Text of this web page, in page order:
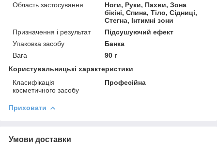
Область застосування
Ноги, Руки, Пахви, Зона
бікіні, Спина, Тіло, Сідниці,
Стегна, Інтимні зони
Призначення і результат
Підсушуючий ефект
Упаковка засобу
Банка
Вага
90 г
Користувальницькі характеристики
Класифікація
косметичного засобу
Професійна
Приховати
Умови доставки